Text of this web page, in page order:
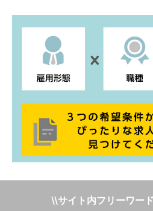
\\サイト内フリーワー